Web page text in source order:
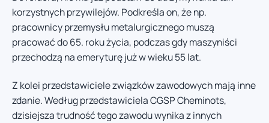
korzystnych przywilejów. Podkreśla on, że np.
pracownicy przemysłu metalurgicznego muszą
pracować do 65. roku życia, podczas gdy maszyniści
przechodzą na emeryturę już w wieku 55 lat.
Z kolei przedstawiciele związków zawodowych mają inne
zdanie. Według przedstawiciela CGSP Cheminots,
dzisiejsza trudność tego zawodu wynika z innych